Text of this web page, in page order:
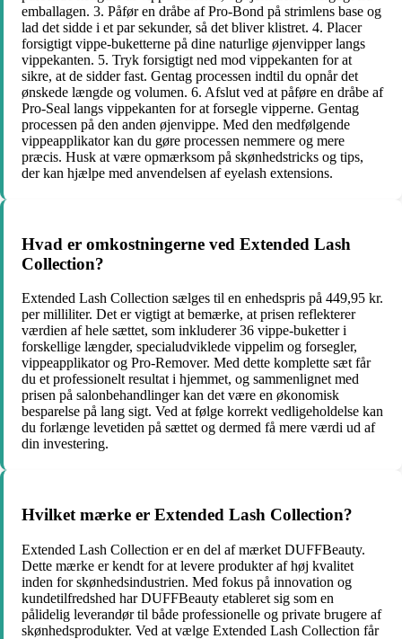
emballagen. 3. Påfør en dråbe af Pro-Bond på strimlens base og
lad det sidde i et par sekunder, så det bliver klistret. 4. Placer
forsigtigt vippe-buketterne på dine naturlige øjenvipper langs
vippekanten. 5. Tryk forsigtigt ned mod vippekanten for at
sikre, at de sidder fast. Gentag processen indtil du opnår det
ønskede længde og volumen. 6. Afslut ved at påføre en dråbe af
Pro-Seal langs vippekanten for at forsegle vipperne. Gentag
processen på den anden øjenvippe. Med den medfølgende
vippeapplikator kan du gøre processen nemmere og mere
præcis. Husk at være opmærksom på skønhedstricks og tips,
der kan hjælpe med anvendelsen af eyelash extensions.
Hvad er omkostningerne ved Extended Lash
Collection?
Extended Lash Collection sælges til en enhedspris på 449,95 kr.
per milliliter. Det er vigtigt at bemærke, at prisen reflekterer
værdien af hele sættet, som inkluderer 36 vippe-buketter i
forskellige længder, specialudviklede vippelim og forsegler,
vippeapplikator og Pro-Remover. Med dette komplette sæt får
du et professionelt resultat i hjemmet, og sammenlignet med
prisen på salonbehandlinger kan det være en økonomisk
besparelse på lang sigt. Ved at følge korrekt vedligeholdelse kan
du forlænge levetiden på sættet og dermed få mere værdi ud af
din investering.
Hvilket mærke er Extended Lash Collection?
Extended Lash Collection er en del af mærket DUFFBeauty.
Dette mærke er kendt for at levere produkter af høj kvalitet
inden for skønhedsindustrien. Med fokus på innovation og
kundetilfredshed har DUFFBeauty etableret sig som en
pålidelig leverandør til både professionelle og private brugere af
skønhedsprodukter. Ved at vælge Extended Lash Collection får